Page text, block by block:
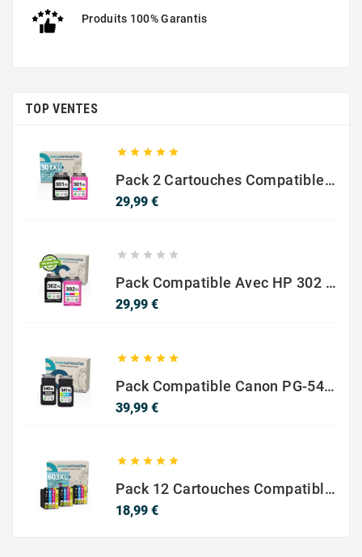
Produits 100% Garantis
TOP VENTES
    
Pack 2 Cartouches Compatible Avec HP 301 XL Noir Et Couleur
29,99 €Prix
    
Pack Compatible Avec HP 302 XL Noir Et Couleur - SANS NIVEAU ENCRE
29,99 €Prix
    
Pack Compatible Canon PG-540 XL / CL-541 XL – Noir & Couleur – Haute Capacité
39,99 €Prix
    
Pack 12 Cartouches Compatible EPSON 603XL
18,99 €Prix